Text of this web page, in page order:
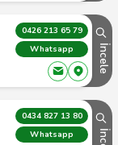
0426 213 65 79
Whatsapp
İncele
0434 827 13 80
Whatsapp